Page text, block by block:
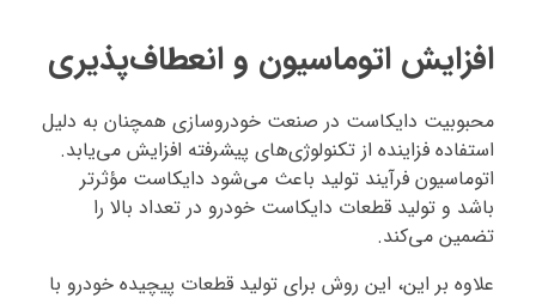
افزایش اتوماسیون و انعطاف‌پذیری
محبوبیت دایکاست در صنعت خودروسازی همچنان به دلیل
استفاده فزاینده از تکنولوژی‌های پیشرفته افزایش می‌یابد.
اتوماسیون فرآیند تولید باعث می‌شود دایکاست مؤثرتر
باشد و تولید قطعات دایکاست خودرو در تعداد بالا را
تضمین می‌کند.
علاوه بر این، این روش برای تولید قطعات پیچیده خودرو با